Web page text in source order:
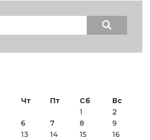
Чт Пт Сб
Вс
1
2
6 7 8
9
13 14 15
16